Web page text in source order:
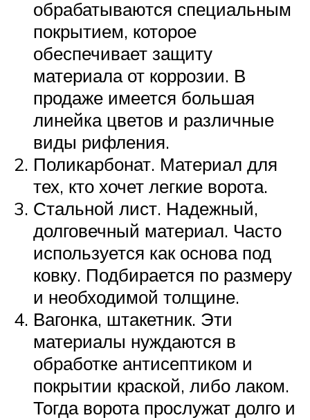
обрабатываются специальным
покрытием, которое
обеспечивает защиту
материала от коррозии. В
продаже имеется большая
линейка цветов и различные
виды рифления.
Поликарбонат. Материал для
тех, кто хочет легкие ворота.
Стальной лист. Надежный,
долговечный материал. Часто
используется как основа под
ковку. Подбирается по размеру
и необходимой толщине.
Вагонка, штакетник. Эти
материалы нуждаются в
обработке антисептиком и
покрытии краской, либо лаком.
Тогда ворота прослужат долго и